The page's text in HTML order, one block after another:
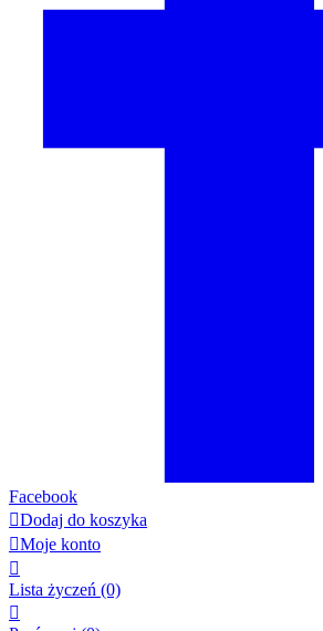
Facebook
Dodaj do koszyka
Moje konto

Lista życzeń (0)
